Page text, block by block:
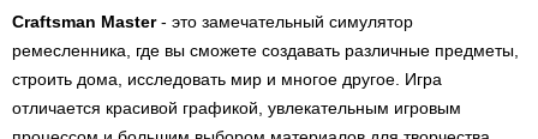
Craftsman Master- это замечательный симулятор
ремесленника, где вы сможете создавать различные предметы,
строить дома, исследовать мир и многое другое. Игра
отличается красивой графикой, увлекательным игровым